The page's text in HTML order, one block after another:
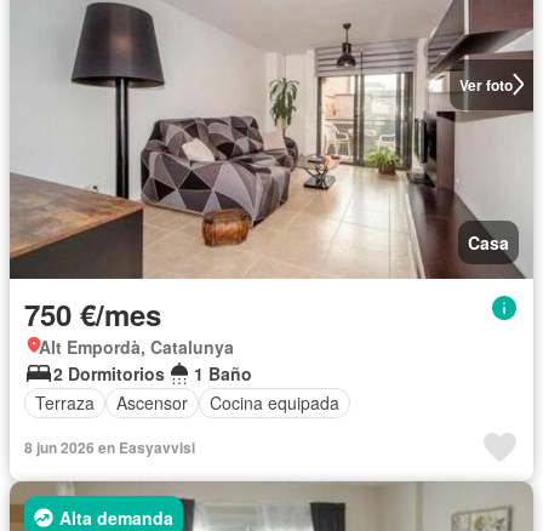
Ver foto
Casa
750 €/mes
Alt Empordà, Catalunya
2 Dormitorios
1 Baño
Terraza
Ascensor Cocina equipada
8 jun 2026 en Easyavvisi
Alta demanda